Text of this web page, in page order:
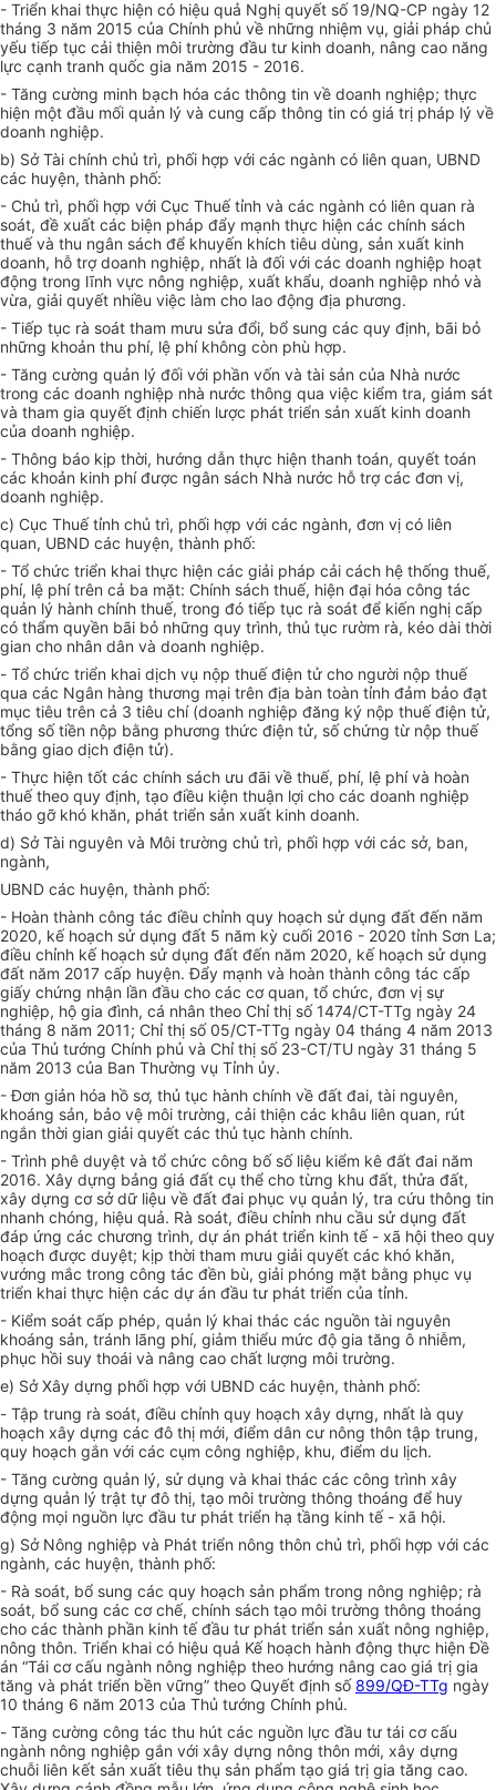
- Triển khai thực hiện có hiệu quả Nghị quyết số 19/NQ-CP ngày 12
tháng 3 năm 2015 của Chính phủ về những nhiệm vụ, giải pháp chủ
yếu tiếp tục cải thiện môi trường đầu tư kinh doanh, nâng cao năng
lực cạnh tranh quốc gia năm 2015 - 2016.
- Tăng cường minh bạch hóa các thông tin về doanh nghiệp; thực
hiện một đầu mối quản lý và cung cấp thông tin có giá trị pháp lý về
doanh nghiệp.
b) Sở Tài chính chủ trì, phối hợp với các ngành có liên quan, UBND
các huyện, thành phố:
- Chủ trì, phối hợp với Cục Thuế tỉnh và các ngành có liên quan rà
soát, đề xuất các biện pháp đẩy mạnh thực hiện các chính sách
thuế và thu ngân sách để khuyến khích tiêu dùng, sản xuất kinh
doanh, hỗ trợ doanh nghiệp, nhất là đối với các doanh nghiệp hoạt
động trong lĩnh vực nông nghiệp, xuất khẩu, doanh nghiệp nhỏ và
vừa, giải quyết nhiều việc làm cho lao động địa phương.
- Tiếp tục rà soát tham mưu sửa đổi, bổ sung các quy định, bãi bỏ
những khoản thu phí, lệ phí không còn phù hợp.
- Tăng cường quản lý đối với phần vốn và tài sản của Nhà nước
trong các doanh nghiệp nhà nước thông qua việc kiểm tra, giám sát
và tham gia quyết định chiến lược phát triển sản xuất kinh doanh
của doanh nghiệp.
- Thông báo kịp thời, hướng dẫn thực hiện thanh toán, quyết toán
các khoản kinh phí được ngân sách Nhà nước hỗ trợ các đơn vị,
doanh nghiệp.
c) Cục Thuế tỉnh chủ trì, phối hợp với các ngành, đơn vị có liên
quan, UBND các huyện, thành phố:
- Tổ chức triển khai thực hiện các giải pháp cải cách hệ thống thuế,
phí, lệ phí trên cả ba mặt: Chính sách thuế, hiện đại hóa công tác
quản lý hành chính thuế, trong đó tiếp tục rà soát để kiến nghị cấp
có thẩm quyền bãi bỏ những quy trình, thủ tục rườm rà, kéo dài thời
gian cho nhân dân và doanh nghiệp.
- Tổ chức triển khai dịch vụ nộp thuế điện tử cho người nộp thuế
qua các Ngân hàng thương mại trên địa bàn toàn tỉnh đảm bảo đạt
mục tiêu trên cả 3 tiêu chí (doanh nghiệp đăng ký nộp thuế điện tử,
tổng số tiền nộp bằng phương thức điện tử, số chứng từ nộp thuế
bằng giao dịch điện tử).
- Thực hiện tốt các chính sách ưu đãi về thuế, phí, lệ phí và hoàn
thuế theo quy định, tạo điều kiện thuận lợi cho các doanh nghiệp
tháo gỡ khó khăn, phát triển sản xuất kinh doanh.
d) Sở Tài nguyên và Môi trường chủ trì, phối hợp với các sở, ban,
ngành,
UBND các huyện, thành phố:
- Hoàn thành công tác điều chỉnh quy hoạch sử dụng đất đến năm
2020, kế hoạch sử dụng đất 5 năm kỳ cuối 2016 - 2020 tỉnh Sơn La;
điều chỉnh kế hoạch sử dụng đất đến năm 2020, kế hoạch sử dụng
đất năm 2017 cấp huyện. Đẩy mạnh và hoàn thành công tác cấp
giấy chứng nhận lần đầu cho các cơ quan, tổ chức, đơn vị sự
nghiệp, hộ gia đình, cá nhân theo Chỉ thị số 1474/CT-TTg ngày 24
tháng 8 năm 2011; Chỉ thị số 05/CT-TTg ngày 04 tháng 4 năm 2013
của Thủ tướng Chính phủ và Chỉ thị số 23-CT/TU ngày 31 tháng 5
năm 2013 của Ban Thường vụ Tỉnh ủy.
- Đơn giản hóa hồ sơ, thủ tục hành chính về đất đai, tài nguyên,
khoáng sản, bảo vệ môi trường, cải thiện các khâu liên quan, rút
ngắn thời gian giải quyết các thủ tục hành chính.
- Trình phê duyệt và tổ chức công bố số liệu kiểm kê đất đai năm
2016. Xây dựng bảng giá đất cụ thể cho từng khu đất, thửa đất,
xây dựng cơ sở dữ liệu về đất đai phục vụ quản lý, tra cứu thông tin
nhanh chóng, hiệu quả. Rà soát, điều chỉnh nhu cầu sử dụng đất
đáp ứng các chương trình, dự án phát triển kinh tế - xã hội theo quy
hoạch được duyệt; kịp thời tham mưu giải quyết các khó khăn,
vướng mắc trong công tác đền bù, giải phóng mặt bằng phục vụ
triển khai thực hiện các dự án đầu tư phát triển của tỉnh.
- Kiểm soát cấp phép, quản lý khai thác các nguồn tài nguyên
khoáng sản, tránh lãng phí, giảm thiểu mức độ gia tăng ô nhiễm,
phục hồi suy thoái và nâng cao chất lượng môi trường.
e) Sở Xây dựng phối hợp với UBND các huyện, thành phố:
- Tập trung rà soát, điều chỉnh quy hoạch xây dựng, nhất là quy
hoạch xây dựng các đô thị mới, điểm dân cư nông thôn tập trung,
quy hoạch gắn với các cụm công nghiệp, khu, điểm du lịch.
- Tăng cường quản lý, sử dụng và khai thác các công trình xây
dựng quản lý trật tự đô thị, tạo môi trường thông thoáng để huy
động mọi nguồn lực đầu tư phát triển hạ tầng kinh tế - xã hội.
g) Sở Nông nghiệp và Phát triển nông thôn chủ trì, phối hợp với các
ngành, các huyện, thành phố:
- Rà soát, bổ sung các quy hoạch sản phẩm trong nông nghiệp; rà
soát, bổ sung các cơ chế, chính sách tạo môi trường thông thoáng
cho các thành phần kinh tế đầu tư phát triển sản xuất nông nghiệp,
nông thôn. Triển khai có hiệu quả Kế hoạch hành động thực hiện Đề
án “Tái cơ cấu ngành nông nghiệp theo hướng nâng cao giá trị gia
tăng và phát triển bền vững” theo Quyết định số899/QĐ-TTg ngày
10 tháng 6 năm 2013 của Thủ tướng Chính phủ.
- Tăng cường công tác thu hút các nguồn lực đầu tư tái cơ cấu
ngành nông nghiệp gắn với xây dựng nông thôn mới, xây dựng
chuỗi liên kết sản xuất tiêu thụ sản phẩm tạo giá trị gia tăng cao.